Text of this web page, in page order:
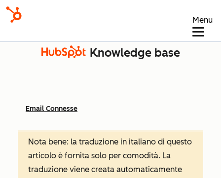
Menu
Knowledge base
Email Connesse
Nota bene: la traduzione in italiano di questo
articolo è fornita solo per comodità. La
traduzione viene creata automaticamente